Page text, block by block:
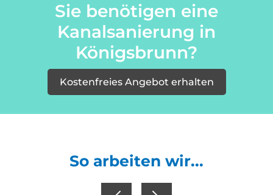
Sie benötigen eine
Kanalsanierung in
Königsbrunn?
Kostenfreies Angebot erhalten
So arbeiten wir...